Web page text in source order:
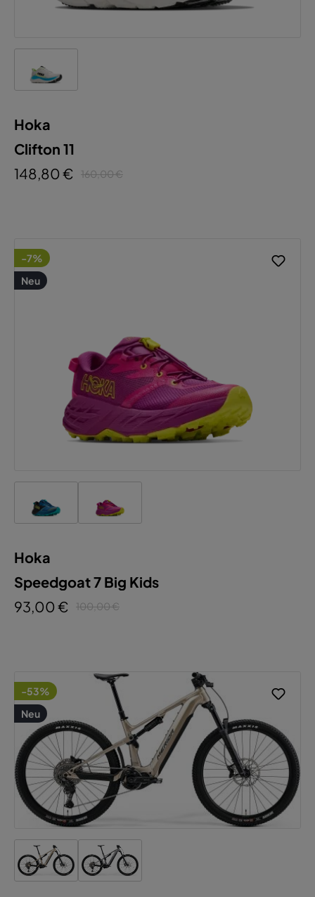
Hoka
Clifton 11
148,80 €
160,00 €
-7%
Neu
Hoka
Speedgoat 7 Big Kids
93,00 €
100,00 €
-53%
Neu
Diese Website verwendet Cookies, um eine
bestmögliche Erfahrung bieten zu können.
Mehr Informationen ...
Alle Cookies akzeptieren